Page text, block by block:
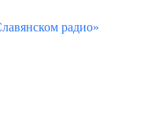
радио»